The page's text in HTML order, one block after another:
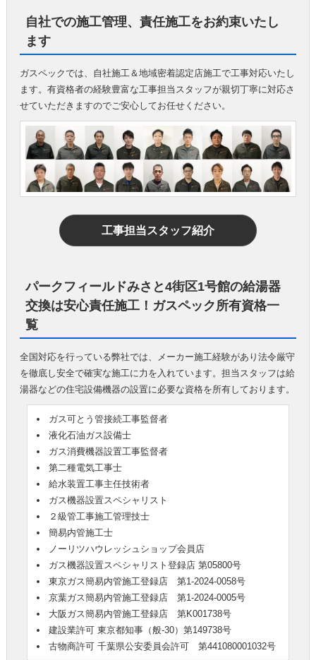
自社での施工管理、責任施工をお約束いたし
ます
ガスペックでは、自社施工＆地域密着認定店施工で工事対応いたし
ます。有資格者の経験豊富な工事担当スタッフが親切丁寧に対応さ
せていただきますのでご安心してお任せください。
工事担当スタッフ紹介
パークフィールドみさと4街区1号館の給湯器
交換は安心責任施工！ガスペック所有資格一
覧
全国対応を行っている弊社では、メーカー施工経験があり法令厳守
を徹底し安全で確実な施工に力を入れています。担当スタッフは給
湯器などの住宅設備機器の設置に必要な資格を所有しております。
ガス可とう管接続工事監督者
液化石油ガス設備士
ガス消費機器設置工事監督者
第二種電気工事士
給水装置工事主任技術者
ガス機器設置スペシャリスト
２級管工事施工管理技士
簡易内管施工士
ノーリツハウレッシュショップ会員店
ガス機器設置スペシャリスト登録店 第05800号
東京ガス簡易内管施工登録店 第1-2024-0058号
京葉ガス簡易内管施工登録店 第1-2024-0005号
大阪ガス簡易内管施工登録店 第K001738号
建設業許可 東京都知事（般-30）第149738号
古物商許可 千葉県公安委員会許可 第441080001032号